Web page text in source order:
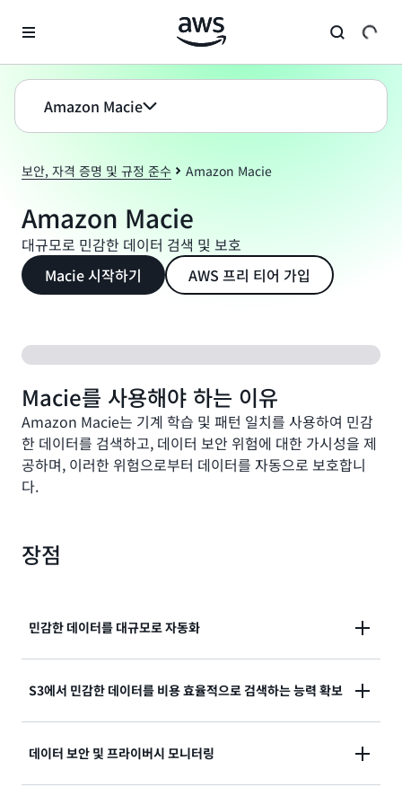
Amazon Macie
보안, 자격 증명 및 규정 준수 Amazon Macie
Amazon Macie
대규모로 민감한 데이터 검색 및 보호
Macie 시작하기
AWS 프리 티어 가입
Macie를 사용해야 하는 이유
Amazon Macie는 기계 학습 및 패턴 일치를 사용하여 민감
한 데이터를 검색하고, 데이터 보안 위험에 대한 가시성을 제
공하며, 이러한 위험으로부터 데이터를 자동으로 보호합니
다.
장점
민감한 데이터를 대규모로 자동화
민감한 데이터 검색을 규모에 따라 자동화할 수 있습니
자세히 알아보기
S3에서 민감한 데이터를 비용 효율적으로 검색하는 능력 확보
Amazon S3에 저장된 민감한 데이터에 대해 비용 효율
데이터 보안 및 프라이버시 모니터링